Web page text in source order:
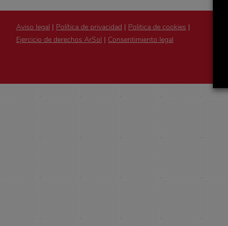
Aviso legal | Política de privacidad | Politica de cookies |
Ejercicio de derechos ArSol | Consentimiento legal